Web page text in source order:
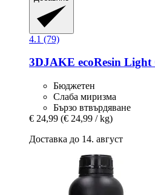
4.1 (79)
3DJAKE ecoResin Light
Бюджетен
Слаба миризма
Бързо втвърдяване
€ 24,99 (€ 24,99 / kg)
Доставка до 14. август